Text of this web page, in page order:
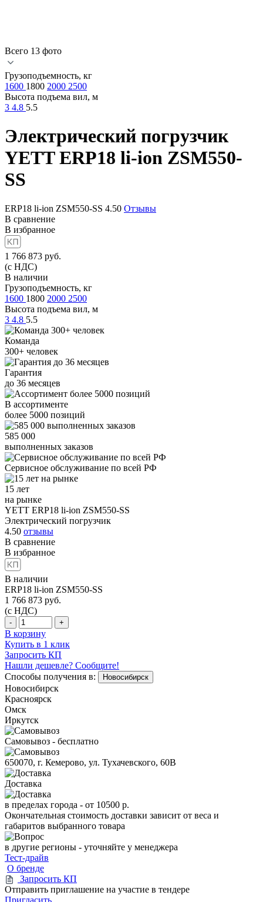
Всего 13 фото
Грузоподъемность, кг
1600 1800 2000 2500
Высота подъема вил, м
3 4.8 5.5
Электрический погрузчик
YETT ERP18 li-ion ZSM550-
SS
ERP18 li-ion ZSM550-SS 4.50 Отзывы
В сравнение
В избранное
1 766 873 руб.
(с НДС)
В наличии
Грузоподъемность, кг
1600 1800 2000 2500
Высота подъема вил, м
3 4.8 5.5
Команда
300+ человек
Гарантия
до 36 месяцев
В ассортименте
более 5000 позиций
585 000
выполненных заказов
Сервисное обслуживание по всей РФ
15 лет
на рынке
YETT ERP18 li-ion ZSM550-SS
Электрический погрузчик
4.50 отзывы
В сравнение
В избранное
В наличии
ERP18 li-ion ZSM550-SS
1 766 873 руб.
(с НДС)
- +
В корзину
Купить в 1 клик
Запросить КП
Нашли дешевле? Сообщите!
Способы получения в:
Новосибирск
Новосибирск
Красноярск
Омск
Иркутск
Самовывоз - бесплатно
650070, г. Кемерово, ул. Тухачевского, 60В
Доставка
в пределах города - от 10500 р.
Окончательная стоимость доставки зависит от веса и
габаритов выбранного товара
в другие регионы - уточняйте у менеджера
Тест-драйв
О бренде
Запросить КП
Отправить приглашение на участие в тендере